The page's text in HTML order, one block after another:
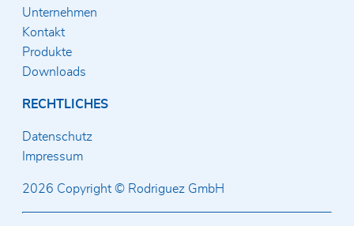
Unternehmen
Kontakt
Produkte
Downloads
RECHTLICHES
Datenschutz
Impressum
2026 Copyright © Rodriguez GmbH